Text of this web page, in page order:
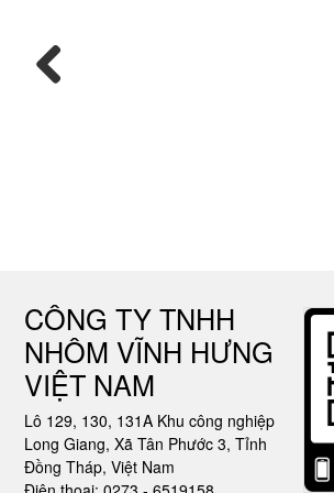
CÔNG TY TNHH
NHÔM VĨNH HƯNG
VIỆT NAM
Lô 129, 130, 131A Khu công nghiệp
Long Giang, Xã Tân Phước 3, Tỉnh
Đồng Tháp, Việt Nam